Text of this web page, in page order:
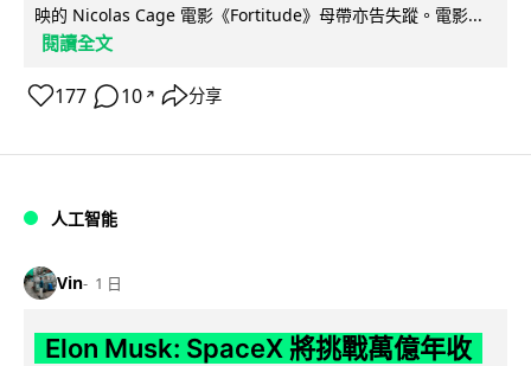
映的 Nicolas Cage 電影《Fortitude》母帶亦告失蹤。電影...
閱讀全文
177 10 ↗ 分享
人工智能
Vin 1 日
Elon Musk: SpaceX 將挑戰萬億年收